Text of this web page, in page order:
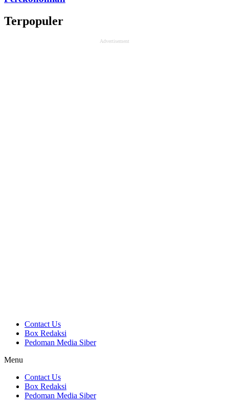
Terpopuler
Advertisement
Contact Us
Box Redaksi
Pedoman Media Siber
Menu
Contact Us
Box Redaksi
Pedoman Media Siber